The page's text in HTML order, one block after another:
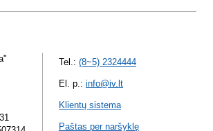
Tel.: (8~5) 2324444
El. p.: info@iv.lt
Klientų sistema
Paštas per naršyklę